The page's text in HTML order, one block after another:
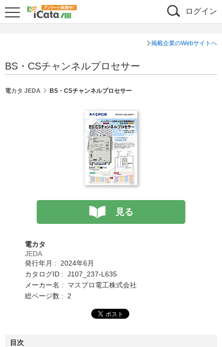
ログイン
掲載企業のWebサイトへ
BS・CSチャンネルプロセサー
電カタ JEDA BS・CSチャンネルプロセサー
見る
電カタ
JEDA
発行年月 : 2024年6月
カタログID : J107_237-L635
メーカー名 : マスプロ電工株式会社
総ページ数 : 2
目次